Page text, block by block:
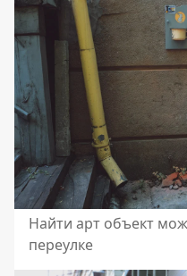
Найти арт объект
переулке